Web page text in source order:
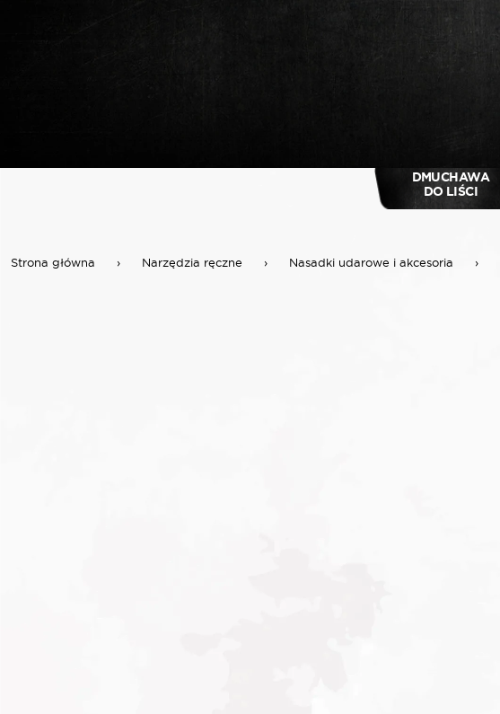
DMUCHAWA
DO LIŚCI
Strona główna › Narzędzia ręczne › Nasadki udarowe i akcesoria ›